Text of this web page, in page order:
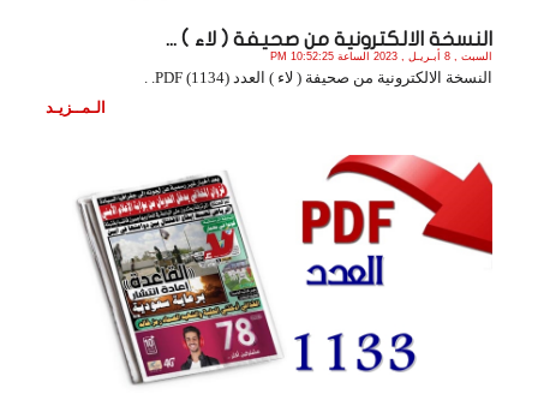
النسخة الالكترونية من صحيفة ( لاء ) ...
السبت , 8 أبـريـل , 2023 الساعة 10:52:25 PM
النسخة الالكترونية من صحيفة ( لاء ) العدد (1134) PDF. .
الـمــزيـد